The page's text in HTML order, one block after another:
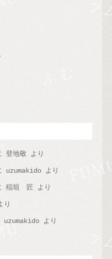
登地敬 より
uzumakido より
稲垣 匠 より
り
uzumakido より